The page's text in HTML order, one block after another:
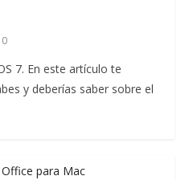
0
7. En este artículo te
y deberías saber sobre el
para Mac